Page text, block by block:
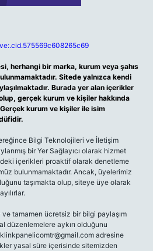
herhangi bir marka, kurum veya şahıs
Sitede yalnızca kendi
Burada yer alan içerikler
gerçek kurum ve kişiler hakkında
kurum ve kişiler ile isim
Bilgi Teknolojileri ve İletişim
bir Yer Sağlayıcı olarak hizmet
içerikleri proaktif olarak denetleme
bulunmamaktadır. Ancak, üyelerimiz
taşımakta olup, siteye üye olarak
tamamen ücretsiz bir bilgi paylaşım
düzenlemelere aykırı olduğunu
adresine
yasal süre içerisinde sitemizden